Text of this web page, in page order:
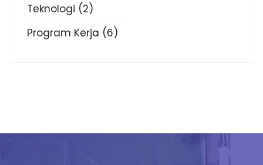
Teknologi (2)
Program Kerja (6)